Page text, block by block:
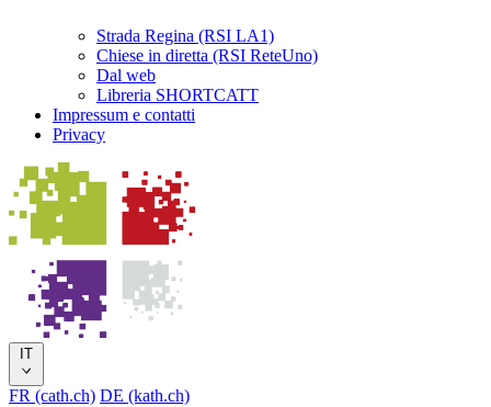
Strada Regina (RSI LA1)
Chiese in diretta (RSI ReteUno)
Dal web
Libreria SHORTCATT
Impressum e contatti
Privacy
IT
FR (cath.ch) DE (kath.ch)